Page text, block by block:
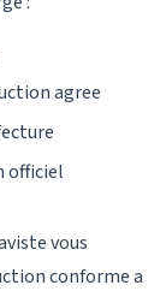
agree
officiel
vous
conforme a